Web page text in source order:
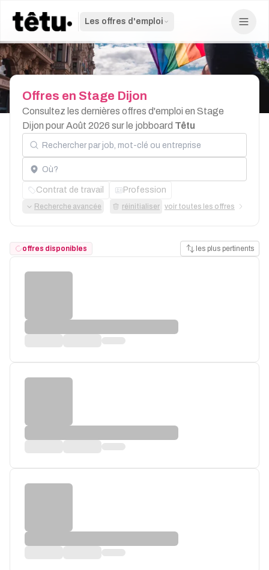
Les offres d'emploi
Offres en Stage Dijon
Consultez les dernières offres d'emploi en Stage
Dijon pour Août 2026 sur le jobboard Têtu
Rechercher par job, mot-clé ou entreprise
Localisation
Contrat de travail Profession
Recherche avancée réinitialiser voir toutes les offres
offres disponibles les plus pertinents